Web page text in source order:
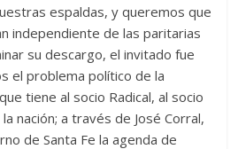
espaldas, y queremos que
independiente de las paritarias
su descargo, el invitado fue
el problema político de la
tiene al socio Radical, al socio
nación; a través de José Corral,
de Santa Fe la agenda de